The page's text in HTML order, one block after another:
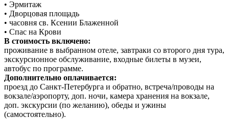
• Эрмитаж
• Дворцовая площадь
• часовня св. Ксении Блаженной
• Спас на Крови
В стоимость включено:
проживание в выбранном отеле, завтраки со второго дня тура,
экскурсионное обслуживание, входные билеты в музеи,
автобус по программе.
Дополнительно оплачивается:
проезд до Санкт-Петербурга и обратно, встреча/проводы на
вокзале/аэропорту, доп. ночи, камера хранения на вокзале,
доп. экскурсии (по желанию), обеды и ужины
(самостоятельно).